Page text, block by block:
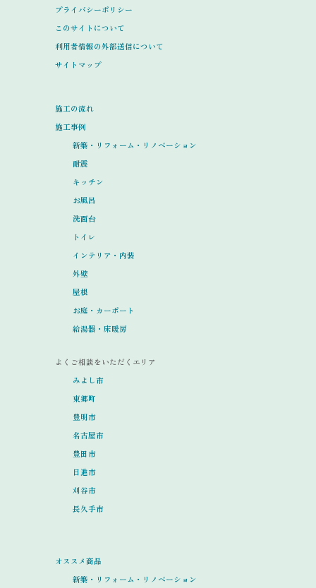
プライバシーポリシー
このサイトについて
利用者情報の外部送信について
サイトマップ
施工の流れ
施工事例
新築・リフォーム・リノベーション
耐震
キッチン
お風呂
洗面台
トイレ
インテリア・内装
外壁
屋根
お庭・カーポート
給湯器・床暖房
よくご相談をいただくエリア
みよし市
東郷町
豊明市
名古屋市
豊田市
日進市
刈谷市
長久手市
オススメ商品
新築・リフォーム・リノベーション